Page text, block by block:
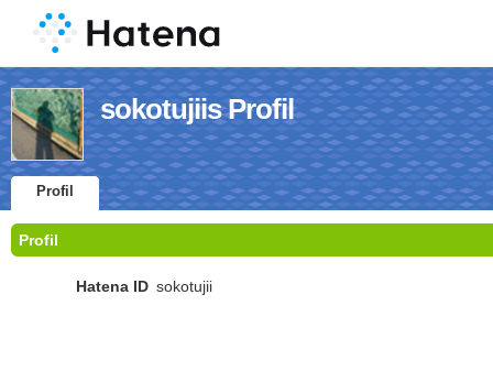
sokotujiis Profil
Profil
Profil
Hatena ID sokotujii